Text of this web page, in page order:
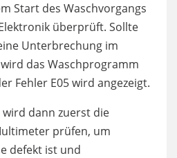
Start des Waschvorgangs
überprüft. Sollte
Unterbrechung im
das Waschprogramm
Fehler E05 wird angezeigt.
dann zuerst die
prüfen, um
defekt ist und